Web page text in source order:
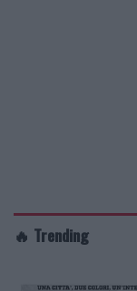
🔥 Trending